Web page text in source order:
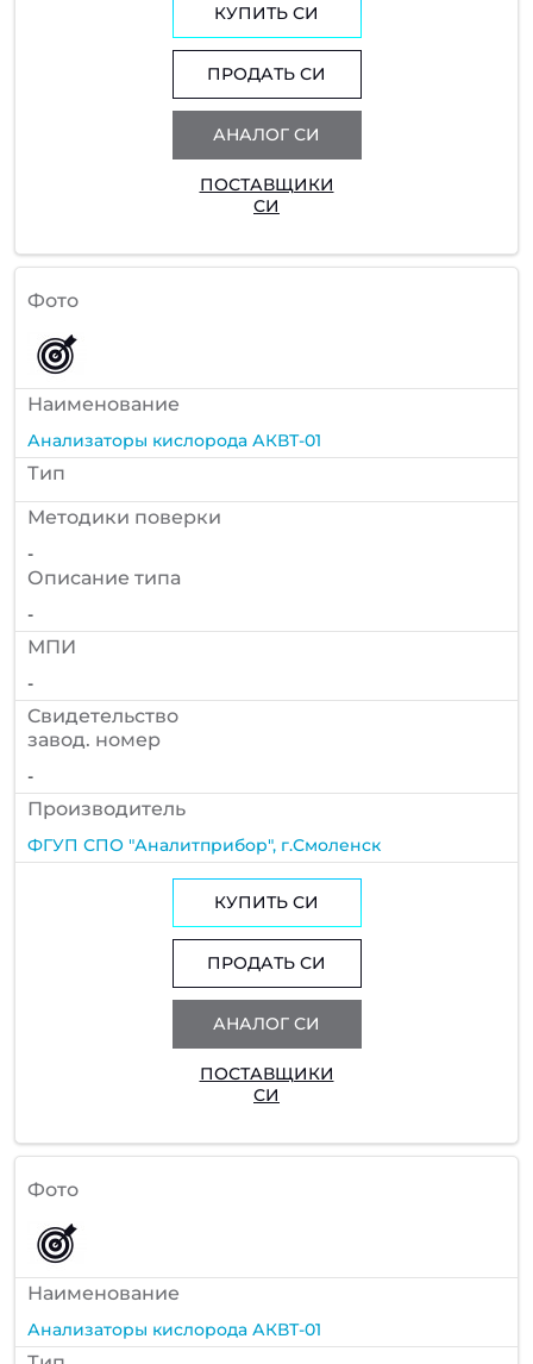
КУПИТЬ СИ
ПРОДАТЬ СИ
АНАЛОГ СИ
ПОСТАВЩИКИ
СИ
Фото
Наименование
Анализаторы кислорода АКВТ-01
Тип
Методики поверки
-
Описание типа
-
МПИ
-
Cвидетельство
завод. номер
-
Производитель
ФГУП СПО "Аналитприбор", г.Смоленск
КУПИТЬ СИ
ПРОДАТЬ СИ
АНАЛОГ СИ
ПОСТАВЩИКИ
СИ
Фото
Наименование
Анализаторы кислорода АКВТ-01